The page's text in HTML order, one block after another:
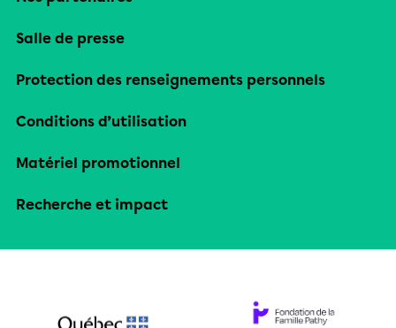
Salle de presse
Protection des renseignements personnels
Conditions d’utilisation
Matériel promotionnel
Recherche et impact